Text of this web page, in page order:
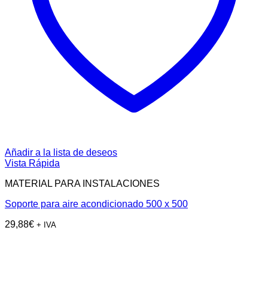
Añadir a la lista de deseos
Vista Rápida
MATERIAL PARA INSTALACIONES
Soporte para aire acondicionado 500 x 500
29,88€ + IVA